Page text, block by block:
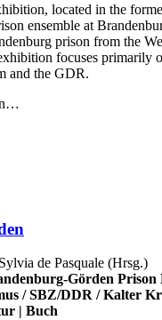
located in the
ensemble at
prison from the
focuses primarily
and the GDR.
de Pasquale (Hrsg.)
Görden Prison
/SBZ/DDR /Kalter
| Buch